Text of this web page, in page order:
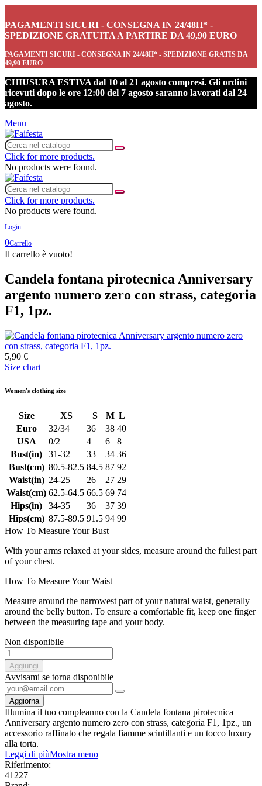
PAGAMENTI SICURI - CONSEGNA IN 24/48H* -
SPEDIZIONE GRATUITA A PARTIRE DA 49,90 EURO
PAGAMENTI SICURI - CONSEGNA IN 24/48H* - SPEDIZIONE GRATIS DA
49,90 EURO
CHIUSURA ESTIVA dal 10 al 21 agosto compresi. Gli ordini
ricevuti dopo le ore 12:00 del 7 agosto saranno lavorati dal 24
agosto.
Menu
Click for more products.
No products were found.
Click for more products.
No products were found.
Login
0Carrello
Il carrello è vuoto!
Candela fontana pirotecnica Anniversary
argento numero zero con strass, categoria
F1, 1pz.
5,90 €
Size chart
Women's clothing size
Size XS S M L
Euro
32/34 36 38 40
USA
0/2 4 6
8
Bust(in)
31-32 33 34 36
Bust(cm) 80.5-82.5 84.5 87 92
Waist(in) 24-25 26 27 29
Waist(cm) 62.5-64.5 66.5 69 74
Hips(in)
34-35 36 37 39
Hips(cm) 87.5-89.5 91.5 94 99
How To Measure Your Bust
With your arms relaxed at your sides, measure around the fullest part
of your chest.
How To Measure Your Waist
Measure around the narrowest part of your natural waist, generally
around the belly button. To ensure a comfortable fit, keep one finger
between the measuring tape and your body.
Non disponibile
Aggiungi
Avvisami se torna disponibile
Illumina il tuo compleanno con la Candela fontana pirotecnica
Anniversary argento numero zero con strass, categoria F1, 1pz., un
accessorio raffinato che regala fiamme scintillanti e un tocco luxury
alla torta.
Leggi di piùMostra meno
Riferimento:
41227